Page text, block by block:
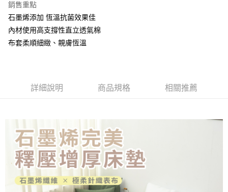
2.付款方式選擇「大哥付你分期」，訂單成立後會自動跳轉到大哥付的交易
流程，驗證手機門號後，選擇欲分期的期數、繳款截止日，確認付款後即完
成交易。
3.實際核准額度、可分期數及費用金額請依後續交易確認頁面所載為準。
4.訂單成立30分鐘內，如未前往確認交易或遇審核未通過，訂單將自動取
醒簡訊。
1.本服務係由「台灣大哥大股份有限公司」（以下簡稱本公司）所提供，讓
用戶於交易時，得透過本服務購買商品或服務，並由商店將買賣／分期付款
買賣價金債權讓與本公司後，依約使用本公司帳單繳交帳款。
2.基於同意付款使用「大哥付你分期」之契約關係目的，商店將以您的個人
資料（包含姓名、電話或地址）提供予台灣大哥大進項蒐集、處理及利用，
由本公司與您本人進行分期帳單所需資料之確認、核對及更正。
3.完整用戶服務條款，請詳閱以下連結：https://oppay.tw/userRule
相關說明
【關於「AFTEE先享後付」】
AFTEE先享後付是「在收到商品之後才付款」的支付方式。 讓您購物簡單
１．簡單：不需註冊會員、不需綁卡、不需儲值。
【「AFTEE先享後付」結帳流程】
１．於結帳方式選擇「AFTEE先享後付」後，將跳轉至「AFTEE先享後付」
３．收到繳費通知簡訊後14天內，點擊此簡訊中的連結，可透過四大超商／
ATM／網路銀行／等多元方式進行付款，方視為交易完成。
※ 請注意：結帳手續完成當下不需立刻繳費，但若您需要取消訂單，請聯絡
購買商品的店家。未經商家同意取消之訂單仍視為有效，需透過AFTEE先享
後付繳納相關費用。
※ 交易是否成功請以「AFTEE先享後付 」之結帳頁面顯示為準，若有關於
是否繳費成功／繳費後需取消欲退款等相關疑問，請聯繫「AFTEE先享後付
客戶支援中心」https://netprotections.freshdesk.com/support/home
ATM付款
銷售重點
石墨烯添加 恆溫抗菌效果佳
內材使用高支撐性直立透氣棉
布套柔順細緻、親膚恆溫
詳細說明 商品規格 相關推薦